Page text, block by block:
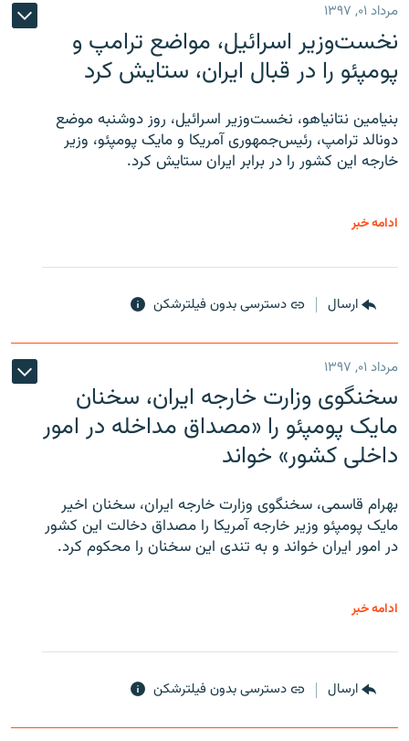
مرداد ۰۱, ۱۳۹۷
نخست‌وزیر اسرائیل، مواضع ترامپ و
پومپئو را در قبال ایران، ستایش کرد
بنیامین نتانیاهو، نخست‌وزیر اسرائیل، روز دوشنبه موضع
دونالد ترامپ، رئیس‌جمهوری آمریکا و مایک پومپئو، وزیر
خارجه این کشور را در برابر ایران ستایش کرد.
ادامه خبر
ارسال دسترسی بدون فیلترشکن
مرداد ۰۱, ۱۳۹۷
سخنگوی وزارت خارجه ایران، سخنان
مایک پومپئو را «مصداق مداخله در امور
داخلی کشور» خواند
بهرام قاسمی، سخنگوی وزارت خارجه ایران، سخنان اخیر
مایک پومپئو وزیر خارجه آمریکا را مصداق دخالت این کشور
در امور ایران خواند و به تندی این سخنان را محکوم کرد.
ادامه خبر
ارسال دسترسی بدون فیلترشکن